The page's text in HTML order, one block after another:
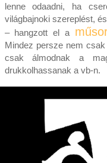
lenne odaadni, ha
világbajnoki szereplést,
– hangzott el a
Mindez persze nem
csak álmodnak a
drukkolhassanak a vb-n.